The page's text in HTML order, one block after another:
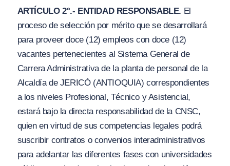
ARTÍCULO 2°.- ENTIDAD RESPONSABLE. El
proceso de selección por mérito que se desarrollará
para proveer doce (12) empleos con doce (12)
vacantes pertenecientes al Sistema General de
Carrera Administrativa de la planta de personal de la
Alcaldía de JERICÓ (ANTIOQUIA)correspondientes
a los niveles Profesional, Técnico y Asistencial,
estará bajo la directa responsabilidad de la CNSC,
quien en virtud de sus competencias legales podrá
suscribir contratos o convenios interadministrativos
para adelantar las diferentes fases con universidades